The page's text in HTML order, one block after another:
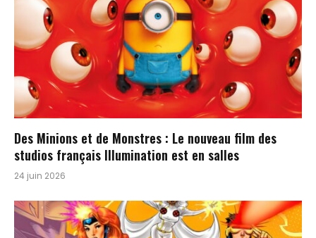
Des Minions et de Monstres : Le nouveau film des
studios français Illumination est en salles
24 juin 2026